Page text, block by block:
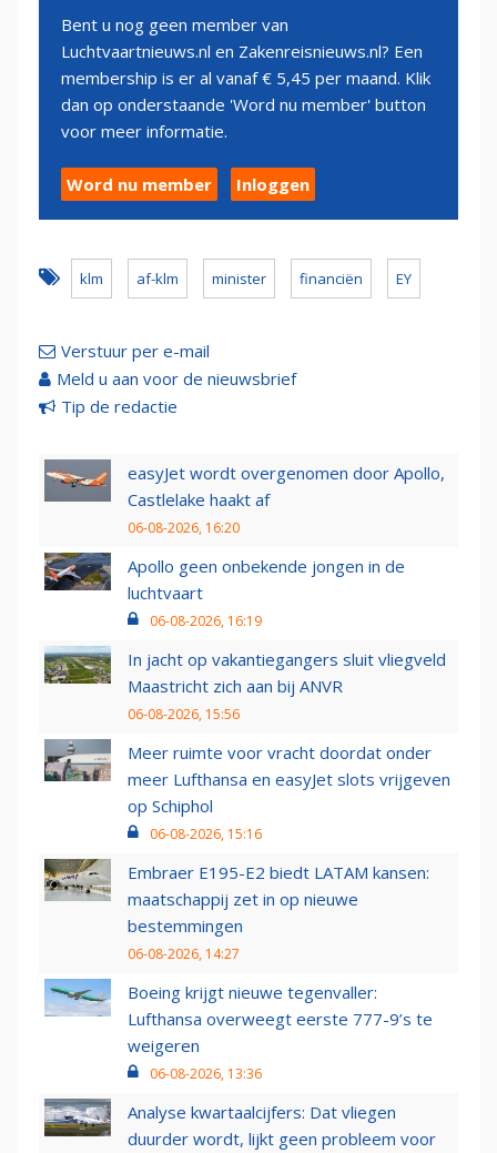
Bent u nog geen member van
Luchtvaartnieuws.nl en Zakenreisnieuws.nl? Een
membership is er al vanaf € 5,45 per maand. Klik
dan op onderstaande 'Word nu member' button
voor meer informatie.
Word nu member Inloggen
klm af-klm minister financiën EY
Verstuur per e-mail
Meld u aan voor de nieuwsbrief
Tip de redactie
easyJet wordt overgenomen door Apollo,
Castlelake haakt af
06-08-2026, 16:20
Apollo geen onbekende jongen in de
luchtvaart
06-08-2026, 16:19
In jacht op vakantiegangers sluit vliegveld
Maastricht zich aan bij ANVR
06-08-2026, 15:56
Meer ruimte voor vracht doordat onder
meer Lufthansa en easyJet slots vrijgeven
op Schiphol
06-08-2026, 15:16
Embraer E195-E2 biedt LATAM kansen:
maatschappij zet in op nieuwe
bestemmingen
06-08-2026, 14:27
Boeing krijgt nieuwe tegenvaller:
Lufthansa overweegt eerste 777-9’s te
weigeren
06-08-2026, 13:36
Analyse kwartaalcijfers: Dat vliegen
duurder wordt, lijkt geen probleem voor